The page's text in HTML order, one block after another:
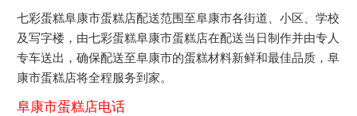
七彩蛋糕阜康市蛋糕店配送范围至阜康市各街道、小区、学校
及写字楼，由七彩蛋糕阜康市蛋糕店在配送当日制作并由专人
专车送出，确保配送至阜康市的蛋糕材料新鲜和最佳品质，阜
康市蛋糕店将全程服务到家。
阜康市蛋糕店电话